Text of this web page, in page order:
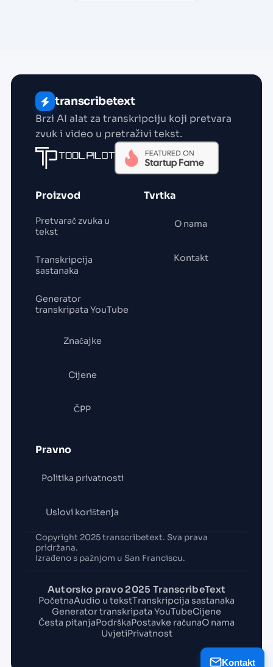
transcribetext
Brzi AI alat za transkripciju koji pretvara
zvuk i video u pretraživi tekst.
Proizvod
Pretvarač zvuka u
tekst
Transkripcija
sastanaka
Generator
transkripata YouTube
Značajke
Cijene
ČPP
Tvrtka
O nama
Kontakt
Pravno
Politika privatnosti
Uslovi korištenja
Copyright 2025 transcribetext. Sva prava
pridržana.
Izrađeno s pažnjom u San Franciscu.
Autorsko pravo 2025 TranscribeText
PočetnaAudio u tekstTranskripcija sastanaka
Generator transkripata YouTubeCijene
Česta pitanjaPodrškaPostavke računaO nama
UvjetiPrivatnost
Kontakt